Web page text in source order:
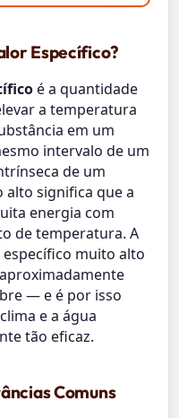
Específico?
é a quantidade
a temperatura
em um
intervalo de um
de um
alto significa que a
energia com
de temperatura. A
muito alto
— e é por isso
e a água
tão eficaz.
Comuns